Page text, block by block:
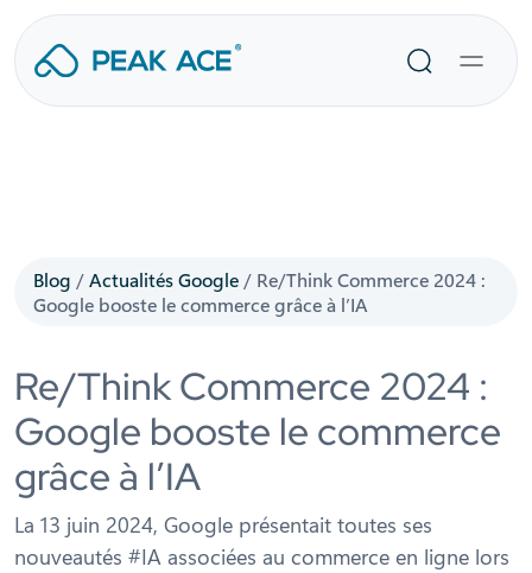
Aller
contenu
Recherche
Blog /Actualités Google / Re/Think Commerce 2024 :
Google booste le commerce grâce à l’IA
Re/Think Commerce 2024 :
Google booste le commerce
grâce à l’IA
La 13 juin 2024, Google présentait toutes ses
nouveautés #IA associées au commerce en ligne lors